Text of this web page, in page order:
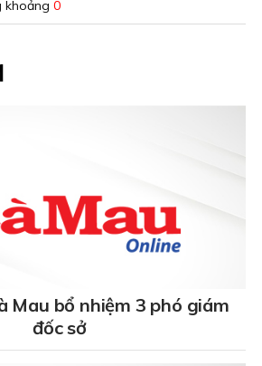
khoảng 0
Mau bổ nhiệm 3 phó giám
đốc sở